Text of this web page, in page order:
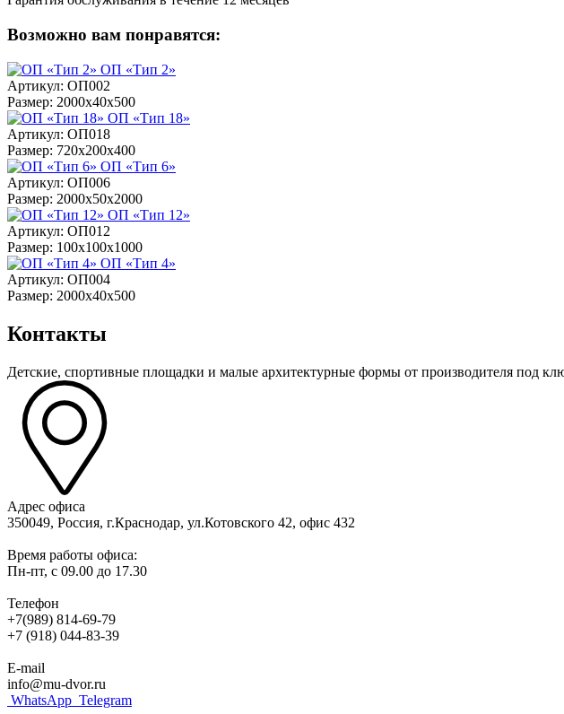
Возможно вам понравятся:
ОП «Тип 2»
Артикул: ОП002
Размер: 2000х40х500
ОП «Тип 18»
Артикул: ОП018
Размер: 720х200х400
ОП «Тип 6»
Артикул: ОП006
Размер: 2000х50х2000
ОП «Тип 12»
Артикул: ОП012
Размер: 100х100х1000
ОП «Тип 4»
Артикул: ОП004
Размер: 2000х40х500
Контакты
Детские, спортивные площадки и малые архитектурные формы от производителя под
Адрес офиса
350049, Россия, г.Краснодар, ул.Котовского 42, офис 432
Время работы офиса:
Пн-пт, с 09.00 до 17.30
Телефон
+7(989) 814-69-79
+7 (918) 044-83-39
E-mail
info@mu-dvor.ru
WhatsApp Telegram